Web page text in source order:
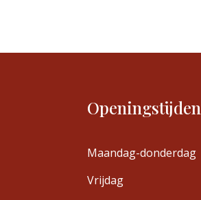
Openingstijden
Maandag-donderdag
Vrijdag